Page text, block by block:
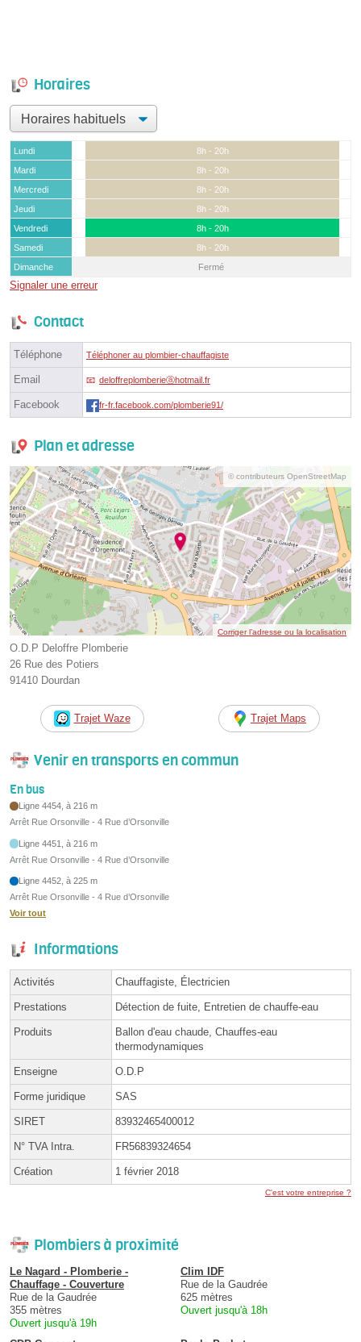
Horaires
Lundi
8h - 20h
Mardi
8h - 20h
Mercredi
8h - 20h
Jeudi
8h - 20h
Vendredi
8h - 20h
Samedi
8h - 20h
Dimanche
Fermé
Signaler une erreur
Contact
Téléphone Téléphoner au plombier-chauffagiste
Email deloffreplomberieⓐhotmail.fr
Facebook fr-fr.facebook.com/plomberie91/
Plan et adresse
© contributeurs OpenStreetMap
Corriger l’adresse ou la localisation
O.D.P Deloffre Plomberie
26 Rue des Potiers
91410 Dourdan
Trajet Waze Trajet Maps
Venir en transports en commun
En bus
Ligne 4454, à 216 m
Arrêt Rue Orsonville - 4 Rue d’Orsonville
Ligne 4451, à 216 m
Arrêt Rue Orsonville - 4 Rue d’Orsonville
Ligne 4452, à 225 m
Arrêt Rue Orsonville - 4 Rue d’Orsonville
Voir tout
Informations
Activités Chauffagiste, Électricien
Prestations Détection de fuite, Entretien de chauffe-eau
Produits
Ballon d'eau chaude, Chauffes-eau
thermodynamiques
Enseigne O.D.P
Forme juridique SAS
SIRET 83932465400012
N° TVA Intra. FR56839324654
Création 1 février 2018
C'est votre entreprise ?
Plombiers à proximité
Le Nagard - Plomberie -
Chauffage - Couverture
Rue de la Gaudrée
355 mètres
Ouvert jusqu'à 19h
Clim IDF
Rue de la Gaudrée
625 mètres
Ouvert jusqu'à 18h